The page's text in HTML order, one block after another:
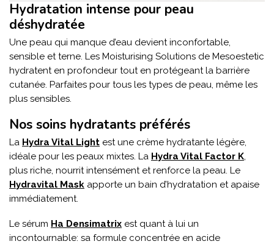
Hydratation intense pour peau
déshydratée
Une peau qui manque d’eau devient inconfortable,
sensible et terne. Les Moisturising Solutions de Mesoestetic
hydratent en profondeur tout en protégeant la barrière
cutanée. Parfaites pour tous les types de peau, même les
plus sensibles.
Nos soins hydratants préférés
La Hydra Vital Light est une crème hydratante légère,
idéale pour les peaux mixtes. La Hydra Vital Factor K,
plus riche, nourrit intensément et renforce la peau. Le
Hydravital Mask apporte un bain d’hydratation et apaise
immédiatement.
Le sérum Ha Densimatrix est quant à lui un
incontournable: sa formule concentrée en acide